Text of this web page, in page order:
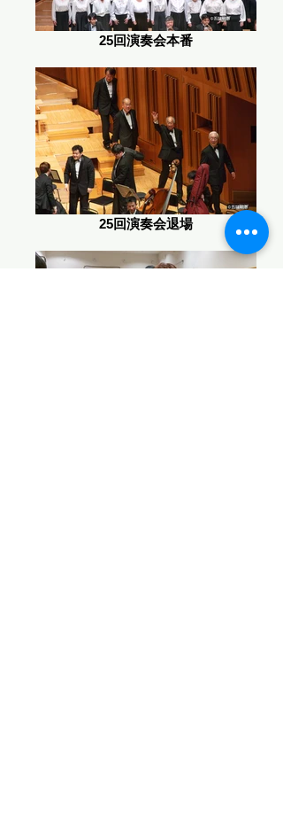
25回演奏会本番
25回演奏会退場